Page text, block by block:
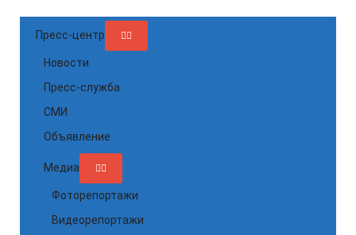
Пресс-центр
Новости
Пресс-служба
СМИ
Объявление
Медиа
Фоторепортажи
Видеорепортажи